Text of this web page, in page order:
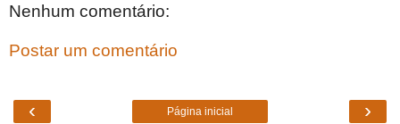
Nenhum comentário:
Postar um comentário
‹ ›
Página inicial